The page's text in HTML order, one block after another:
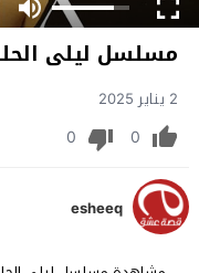
مسلسل ليلى الحلقة 16
2 يناير 2025
0
0
esheeq